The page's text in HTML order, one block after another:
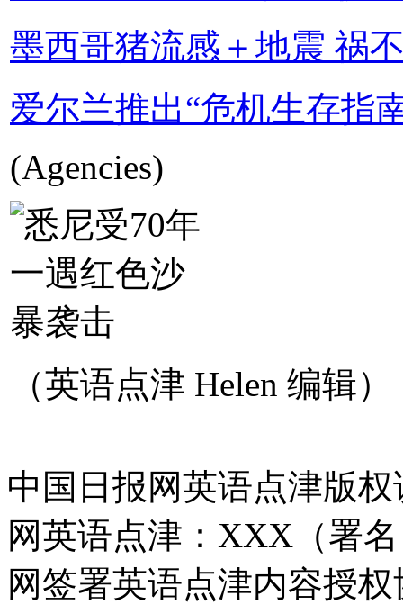
墨西哥猪流感＋地震 祸
爱尔兰推出“危机生存指
(Agencies)
（英语点津 Helen 编辑）
中国日报网英语点津版
网英语点津：XXX（署
网签署英语点津内容授